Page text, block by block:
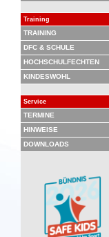
Training
TRAINING
DFC & SCHULE
HOCHSCHULFECHTEN
KINDESWOHL
Service
TERMINE
HINWEISE
DOWNLOADS